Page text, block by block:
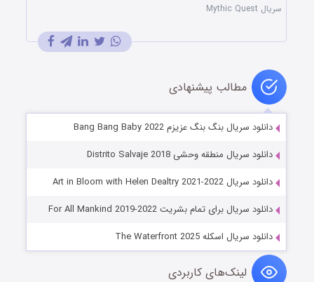
سریال Mythic Quest
مطالب پیشنهادی
دانلود سریال بنگ بنگ عزیزم Bang Bang Baby 2022
دانلود سریال منطقه وحشی Distrito Salvaje 2018
دانلود سریال Art in Bloom with Helen Dealtry 2021-2022
دانلود سریال برای تمام بشریت For All Mankind 2019-2022
دانلود سریال اسکله The Waterfront 2025
لینک‌های کاربردی